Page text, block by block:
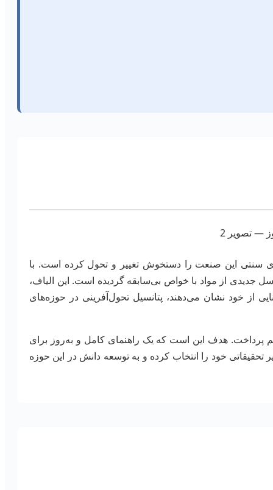
سنتی این صنعت را دستخوش تغییر و تحول کرده است. با
جدیدی از مواد با خواص بی‌سابقه گردیده است. این الیاف،
از خود نشان می‌دهند، پتانسیل تحول‌آفرینی در حوزه‌های
پرداخت. هدف این است که یک راهنمای کامل و به‌روز برای
تحقیقاتی خود را انتخاب کرده و به توسعه دانش در این حوزه